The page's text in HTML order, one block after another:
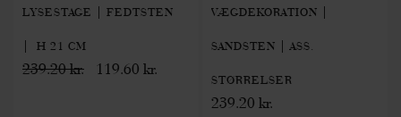
LYSESTAGE | FEDTSTEN
| H 21 CM
239.20 kr. 119.60 kr.
VÆGDEKORATION |
SANDSTEN | ASS.
STØRRELSER
239.20 kr.